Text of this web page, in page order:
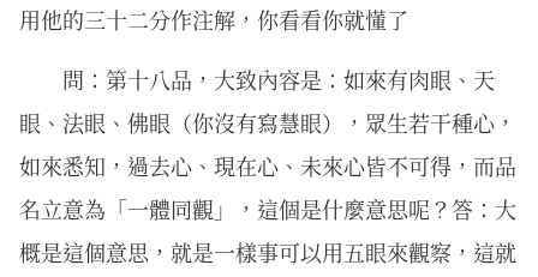
用他的三十二分作注解，你看看你就懂了
問：第十八品，大致內容是：如來有肉眼、天
眼、法眼、佛眼（你沒有寫慧眼），眾生若干種心，
如來悉知，過去心、現在心、未來心皆不可得，而品
名立意為「一體同觀」，這個是什麼意思呢？答：大
概是這個意思，就是一樣事可以用五眼來觀察，這就